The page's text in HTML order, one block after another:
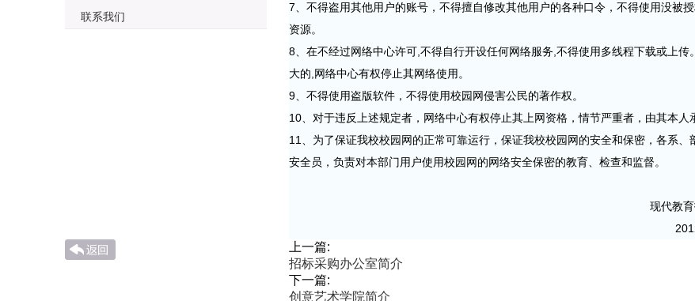
联系我们
7、不得盗用其他用户的账号，不得擅自修改其他用户的各种口令，不得使用没被
资源。
8、在不经过网络中心许可,不得自行开设任何网络服务,不得使用多线程下载或上
大的,网络中心有权停止其网络使用。
9、不得使用盗版软件，不得使用校园网侵害公民的著作权。
10、对于违反上述规定者，网络中心有权停止其上网资格，情节严重者，由其本人
11、为了保证我校校园网的正常可靠运行，保证我校校园网的安全和保密，各系
安全员，负责对本部门用户使用校园网的网络安全保密的教育、检查和监督。
现代教
2012年5
上一篇:
招标采购办公室简介
下一篇:
创意艺术学院简介